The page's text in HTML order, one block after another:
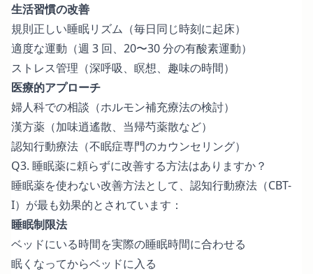
生活習慣の改善
規則正しい睡眠リズム（毎日同じ時刻に起床）
適度な運動（週 3 回、20〜30 分の有酸素運動）
ストレス管理（深呼吸、瞑想、趣味の時間）
医療的アプローチ
婦人科での相談（ホルモン補充療法の検討）
漢方薬（加味逍遙散、当帰芍薬散など）
認知行動療法（不眠症専門のカウンセリング）
Q3. 睡眠薬に頼らずに改善する方法はありますか？
睡眠薬を使わない改善方法として、認知行動療法（CBT-
I）が最も効果的とされています：
睡眠制限法
ベッドにいる時間を実際の睡眠時間に合わせる
眠くなってからベッドに入る